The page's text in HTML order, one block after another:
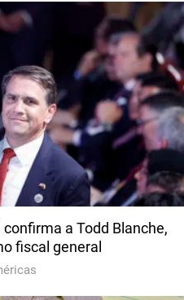
confirma a Todd Blanche,
fiscal general